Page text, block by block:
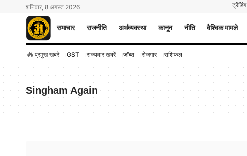
शनिवार, 8 अगस्त 2026 ट्रेंडिंग
समाचार राजनीति अर्थव्यवस्था कानून नीति वैश्विक मामले
🔥 प्रमुख खबरें GST राज्यवार खबरें जॉब्स रोजगार राशिफल
Singham Again